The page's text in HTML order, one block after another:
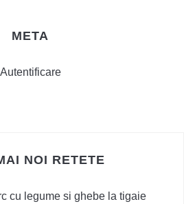
META
Autentificare
NOI RETETE
cu legume si ghebe la tigaie